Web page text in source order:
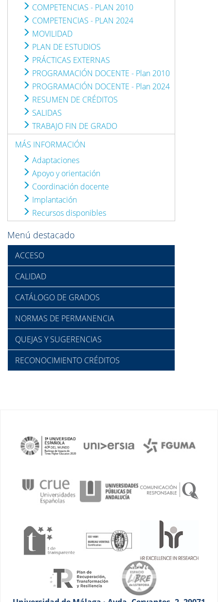
COMPETENCIAS - PLAN 2010
COMPETENCIAS - PLAN 2024
MOVILIDAD
PLAN DE ESTUDIOS
PRÁCTICAS EXTERNAS
PROGRAMACIÓN DOCENTE - Plan 2010
PROGRAMACIÓN DOCENTE - Plan 2024
RESUMEN DE CRÉDITOS
SALIDAS
TRABAJO FIN DE GRADO
MÁS INFORMACIÓN
Adaptaciones
Apoyo y orientación
Coordinación docente
Implantación
Recursos disponibles
Menú destacado
ACCESO
CALIDAD
CATÁLOGO DE GRADOS
NORMAS DE PERMANENCIA
QUEJAS Y SUGERENCIAS
RECONOCIMIENTO CRÉDITOS